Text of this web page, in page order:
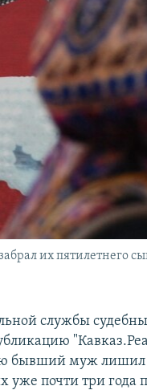
их пятилетнего
службы
бывший муж лишил
почти три года